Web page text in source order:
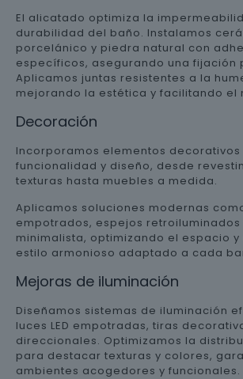
El alicatado optimiza la
durabilidad del baño. Instalamos
porcelánico y piedra natural con
específicos, asegurando una fijación
Aplicamos juntas resistentes a la
mejorando la estética y facilitando el
Decoración
Incorporamos elementos
funcionalidad y diseño, desde
texturas hasta muebles a medida.
Aplicamos soluciones modernas
empotrados, espejos
minimalista, optimizando el espacio
estilo armonioso adaptado a cada
Mejoras de iluminación
Diseñamos sistemas de iluminación
luces LED empotradas, tiras
direccionales. Optimizamos la
para destacar texturas y colores,
ambientes acogedores y funcionales.